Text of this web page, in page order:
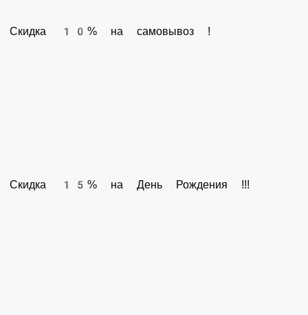
Скидка 10% на самовывоз !
Скидка 15% на День Рождения !!!